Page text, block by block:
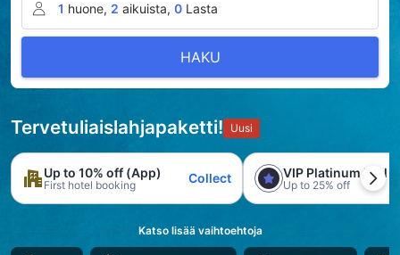
1 huone, 2 aikuista, 0 Lasta
HAKU
Tervetuliaislahjapaketti! Uusi
Up to 10% off (App)
First hotel booking Collect VIP Platinum trial
Up to 25% off
Katso lisää vaihtoehtoja